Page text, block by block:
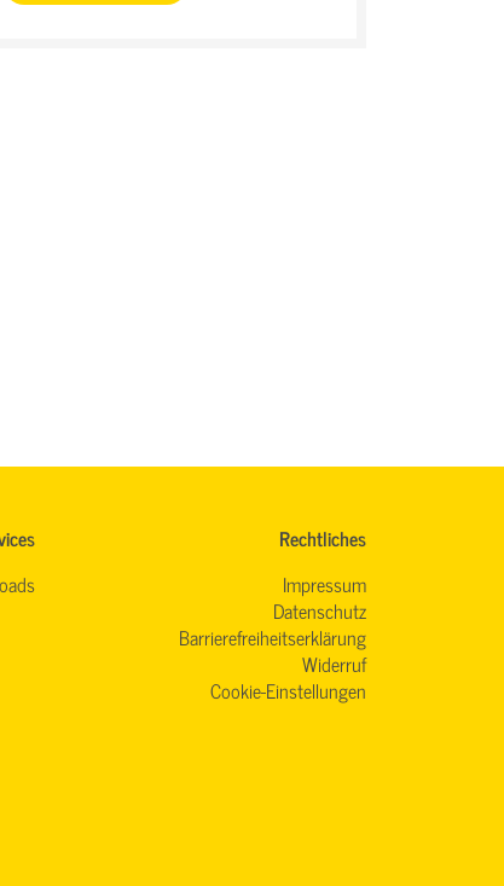
Rechtliches
Impressum
Datenschutz
Barrierefreiheitserklärung
Widerruf
Cookie-Einstellungen